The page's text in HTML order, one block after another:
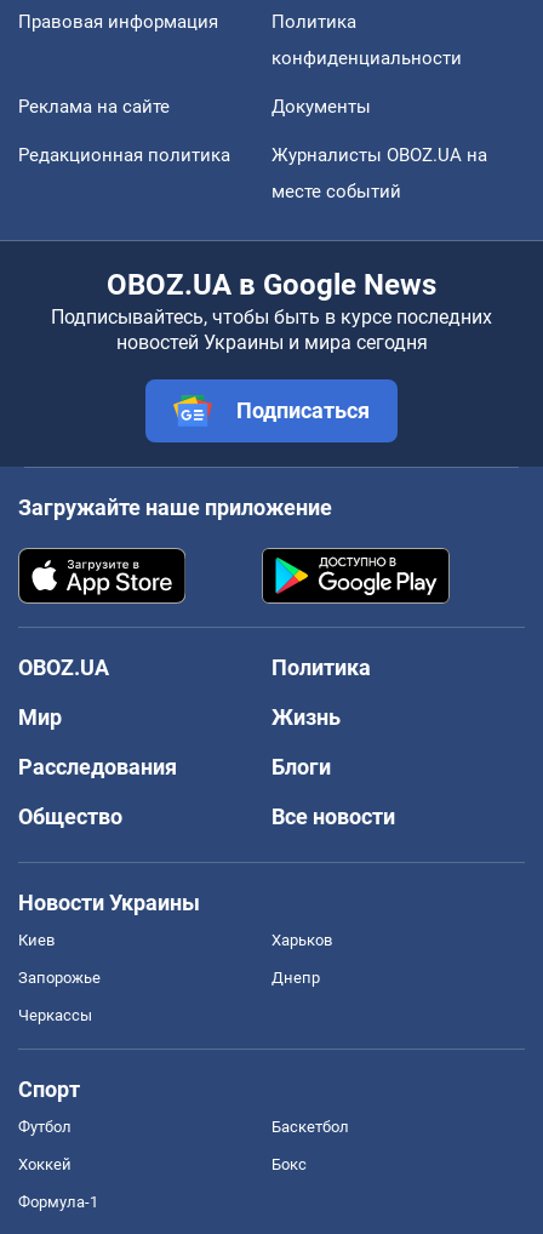
Правовая информация
Политика
конфиденциальности
Реклама на сайте Документы
Редакционная политика
Журналисты OBOZ.UA на
месте событий
OBOZ.UA в Google News
Подписывайтесь, чтобы быть в курсе последних
новостей Украины и мира сегодня
Подписаться
Загружайте наше приложение
OBOZ.UA
Политика
Мир
Жизнь
Расследования
Блоги
Общество
Все новости
Новости Украины
Киев Харьков
Запорожье Днепр
Черкассы
Спорт
Футбол Баскетбол
Хоккей Бокс
Формула-1